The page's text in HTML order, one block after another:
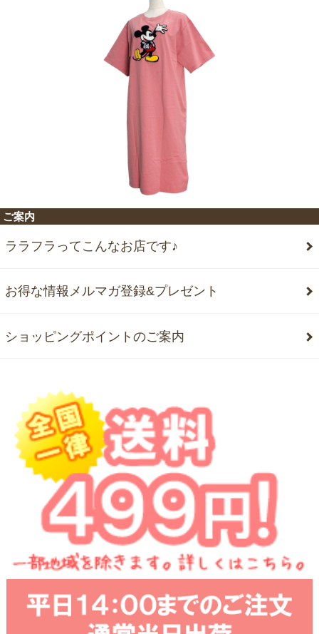
ご案内
ララフラってこんなお店です♪
お得な情報メルマガ登録&プレゼント
ショッピングポイントのご案内